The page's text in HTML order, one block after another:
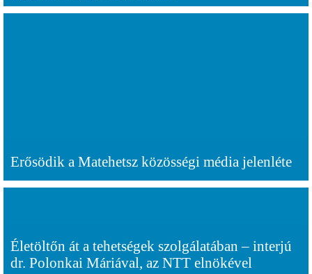
Erősödik a Matehetsz közösségi média jelenléte
Életöltőn át a tehetségek szolgálatában – interjú
dr. Polonkai Máriával, az NTT elnökével